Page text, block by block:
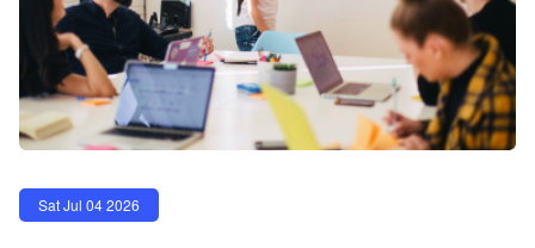
Sat Jul 04 2026